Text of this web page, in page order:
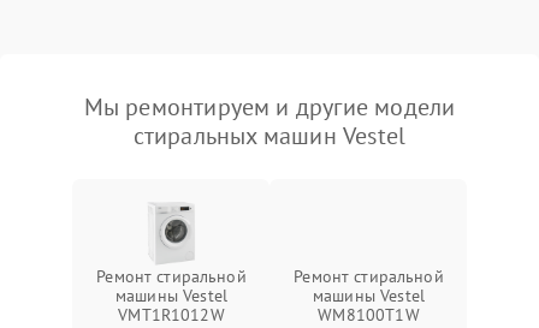
Мы ремонтируем и другие модели
стиральных машин Vestel
Ремонт стиральной
машины Vestel
VMT1R1012W
Ремонт стиральной
машины Vestel
WM8100T1W